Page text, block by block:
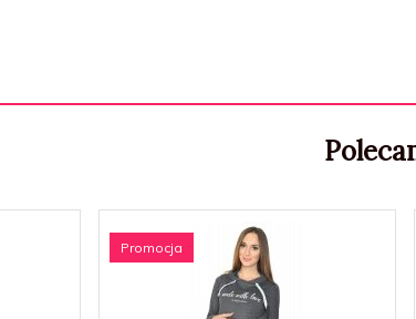
Promocja